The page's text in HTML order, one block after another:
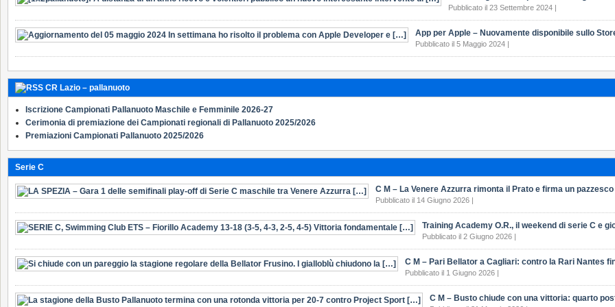
Pubblicato il 23 Settembre 2024 |
App per Apple – Nuovamente disponibile sullo
Pubblicato il 5 Maggio 2024 |
CR Lazio – pallanuoto
Iscrizione Campionati Pallanuoto Maschile e Femminile 2026-27
Cerimonia di premiazione dei Campionati regionali di Pallanuoto 2025/2026
Premiazioni Campionati Pallanuoto 2025/2026
Serie C
C M – La Venere Azzurra rimonta il Prato e firma un
Pubblicato il 14 Giugno 2026 |
Training Academy O.R., il weekend di serie C e
Pubblicato il 2 Giugno 2026 |
C M – Pari Bellator a Cagliari: contro la Rari Nantes
Pubblicato il 1 Giugno 2026 |
C M – Busto chiude con una vittoria: quarto